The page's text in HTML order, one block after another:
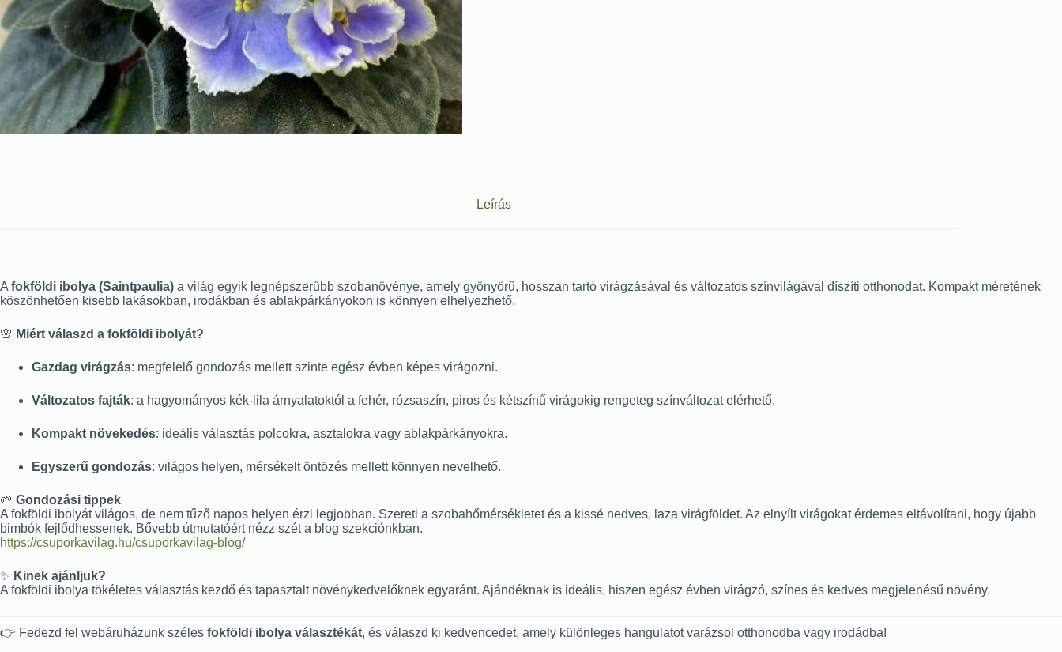
Leírás
A fokföldi ibolya (Saintpaulia) a világ egyik legnépszerűbb szobanövénye, amely gyönyörű, hosszan tartó virágzásával és változatos színvilágával díszíti otthonodat. Kompakt méretének
köszönhetően kisebb lakásokban, irodákban és ablakpárkányokon is könnyen elhelyezhető.
🌸 Miért válaszd a fokföldi ibolyát?
Gazdag virágzás: megfelelő gondozás mellett szinte egész évben képes virágozni.
Változatos fajták: a hagyományos kék-lila árnyalatoktól a fehér, rózsaszín, piros és kétszínű virágokig rengeteg színváltozat elérhető.
Kompakt növekedés: ideális választás polcokra, asztalokra vagy ablakpárkányokra.
Egyszerű gondozás: világos helyen, mérsékelt öntözés mellett könnyen nevelhető.
🌱 Gondozási tippek
A fokföldi ibolyát világos, de nem tűző napos helyen érzi legjobban. Szereti a szobahőmérsékletet és a kissé nedves, laza virágföldet. Az elnyílt virágokat érdemes eltávolítani, hogy újabb
bimbók fejlődhessenek. Bővebb útmutatóért nézz szét a blog szekciónkban.
https://csuporkavilag.hu/csuporkavilag-blog/
✨ Kinek ajánljuk?
A fokföldi ibolya tökéletes választás kezdő és tapasztalt növénykedvelőknek egyaránt. Ajándéknak is ideális, hiszen egész évben virágzó, színes és kedves megjelenésű növény.
👉 Fedezd fel webáruházunk széles fokföldi ibolya választékát, és válaszd ki kedvencedet, amely különleges hangulatot varázsol otthonodba vagy irodádba!